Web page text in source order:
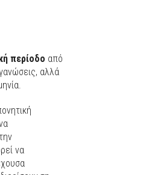
περίοδο από
αλλά
να